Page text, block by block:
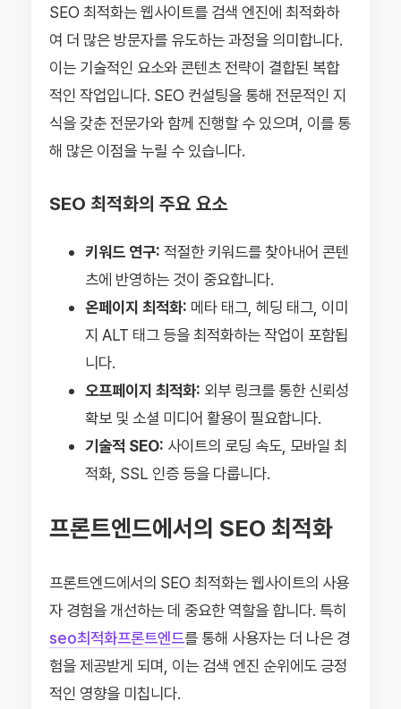
SEO 최적화는 웹사이트를 검색 엔진에 최적화하
여 더 많은 방문자를 유도하는 과정을 의미합니다.
이는 기술적인 요소와 콘텐츠 전략이 결합된 복합
적인 작업입니다. SEO 컨설팅을 통해 전문적인 지
식을 갖춘 전문가와 함께 진행할 수 있으며, 이를 통
해 많은 이점을 누릴 수 있습니다.
SEO 최적화의 주요 요소
키워드 연구: 적절한 키워드를 찾아내어 콘텐
츠에 반영하는 것이 중요합니다.
온페이지 최적화: 메타 태그, 헤딩 태그, 이미
지 ALT 태그 등을 최적화하는 작업이 포함됩
니다.
오프페이지 최적화: 외부 링크를 통한 신뢰성
확보 및 소셜 미디어 활용이 필요합니다.
기술적 SEO: 사이트의 로딩 속도, 모바일 최
적화, SSL 인증 등을 다룹니다.
프론트엔드에서의 SEO 최적화
프론트엔드에서의 SEO 최적화는 웹사이트의 사용
자 경험을 개선하는 데 중요한 역할을 합니다. 특히
seo최적화프론트엔드를 통해 사용자는 더 나은 경
험을 제공받게 되며, 이는 검색 엔진 순위에도 긍정
적인 영향을 미칩니다.